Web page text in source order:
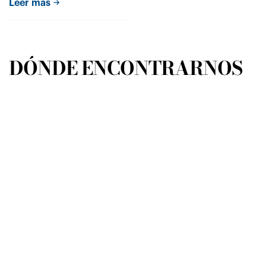
"la belleza del matrimonio
Leer más
DÓNDE ENCONTRARNOS